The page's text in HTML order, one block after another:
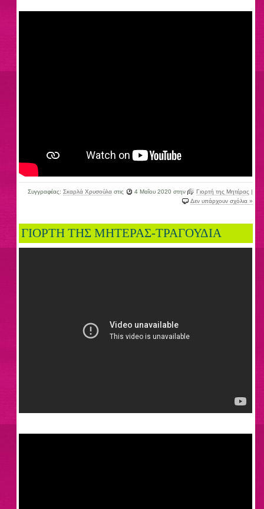
Συγγραφέας: Σκαρλά Χρυσούλαστις 4 Μαΐου 2020στην Γιορτή της Μητέρας |
Δεν υπάρχουν σχόλια »
ΓΙΟΡΤΗ ΤΗΣ ΜΗΤΕΡΑΣ-ΤΡΑΓΟΥΔΙΑ